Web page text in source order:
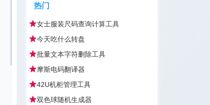
热门
女士服装尺码查询计算工具
今天吃什么转盘
批量文本字符删除工具
摩斯电码翻译器
42U机柜管理工具
双色球随机生成器